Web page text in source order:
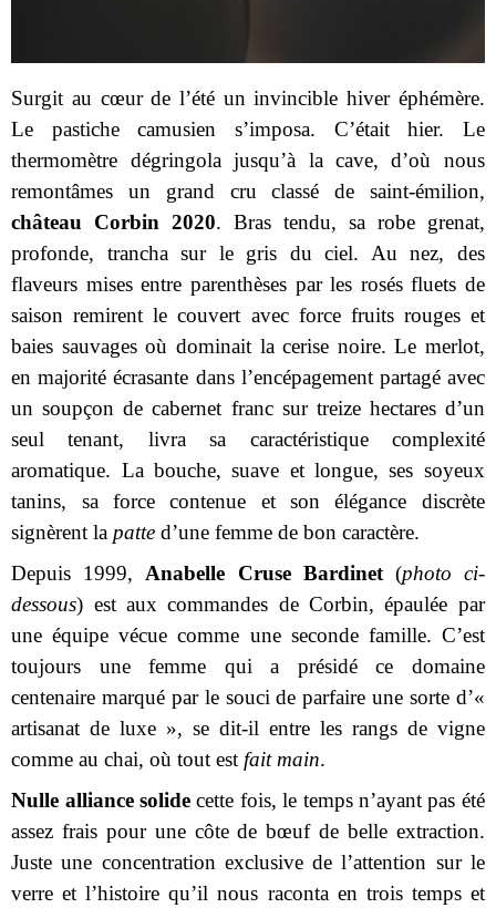
Surgit au cœur de l’été un invincible hiver éphémère.
Le pastiche camusien s’imposa. C’était hier. Le
thermomètre dégringola jusqu’à la cave, d’où nous
remontâmes un grand cru classé de saint-émilion,
château Corbin 2020. Bras tendu, sa robe grenat,
profonde, trancha sur le gris du ciel. Au nez, des
flaveurs mises entre parenthèses par les rosés fluets de
saison remirent le couvert avec force fruits rouges et
baies sauvages où dominait la cerise noire. Le merlot,
en majorité écrasante dans l’encépagement partagé avec
un soupçon de cabernet franc sur treize hectares d’un
seul tenant, livra sa caractéristique complexité
aromatique. La bouche, suave et longue, ses soyeux
tanins, sa force contenue et son élégance discrète
signèrent la patte d’une femme de bon caractère.
Depuis 1999, Anabelle Cruse Bardinet (photo ci-
dessous) est aux commandes de Corbin, épaulée par
une équipe vécue comme une seconde famille. C’est
toujours une femme qui a présidé ce domaine
centenaire marqué par le souci de parfaire une sorte d’«
artisanat de luxe », se dit-il entre les rangs de vigne
comme au chai, où tout est fait main.
Nulle alliance solidecette fois, le temps n’ayant pas été
assez frais pour une côte de bœuf de belle extraction.
Juste une concentration exclusive de l’attention sur le
verre et l’histoire qu’il nous raconta en trois temps et